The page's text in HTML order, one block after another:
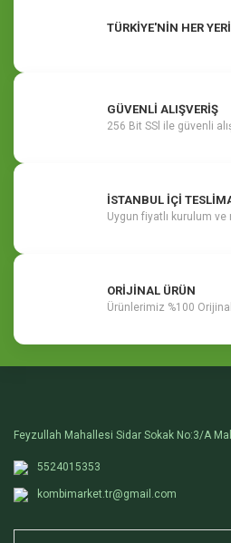
TÜRKİYE'NİN HER
GÜVENLİ ALIŞVERİŞ
256 Bit SSl ile güvenli
İSTANBUL İÇİ
Uygun fiyatlı kurulum
ORİJİNAL ÜRÜN
Ürünlerimiz %100
Feyzullah Mahallesi Sidar Sokak No:3/A
5524015353
kombimarket.tr@gmail.com